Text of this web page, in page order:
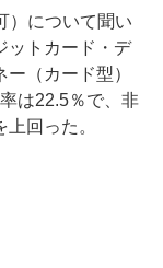
）について聞い
ットカード・デ
（カード型）
は22.5％で、非
回った。